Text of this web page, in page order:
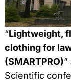
“Lightweight,
clothing for
(SMARTPRO)”
Scientific